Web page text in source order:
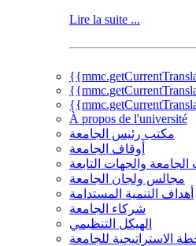
Lire la suite ...
À propos de l'université
مكتب رئيس الجامعة
أوقاف الجامعة
الجامعة والجهات التابعة
مجالس ولجان الجامعة
أهداف التنمية المستدامة
شركاء الجامعة
الهيكل التنظيمي
الاستراتيجية للجامعة